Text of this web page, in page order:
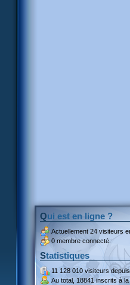
Qui est en ligne ?
Actuellement 24 visiteurs
0 membre connecté.
Statistiques
11 128 010 visiteurs
Au total, 18841 inscritsà la